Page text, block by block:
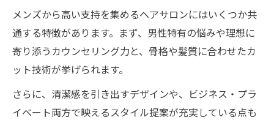
メンズから高い支持を集めるヘアサロンにはいくつか共
通する特徴があります。まず、男性特有の悩みや理想に
寄り添うカウンセリング力と、骨格や髪質に合わせたカ
ット技術が挙げられます。
さらに、清潔感を引き出すデザインや、ビジネス・プラ
イベート両方で映えるスタイル提案が充実している点も